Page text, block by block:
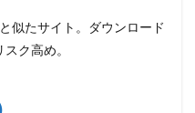
似たサイト。ダウンロード
ク高め。